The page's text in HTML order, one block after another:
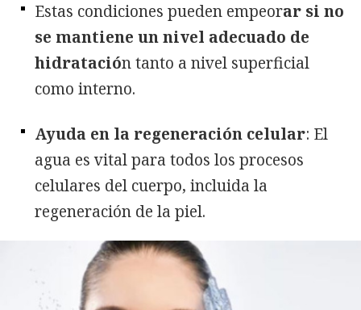
Estas condiciones pueden empeorar si no
se mantiene un nivel adecuado de
hidratación tanto a nivel superficial
como interno.
Ayuda en la regeneración celular: El
agua es vital para todos los procesos
celulares del cuerpo, incluida la
regeneración de la piel.